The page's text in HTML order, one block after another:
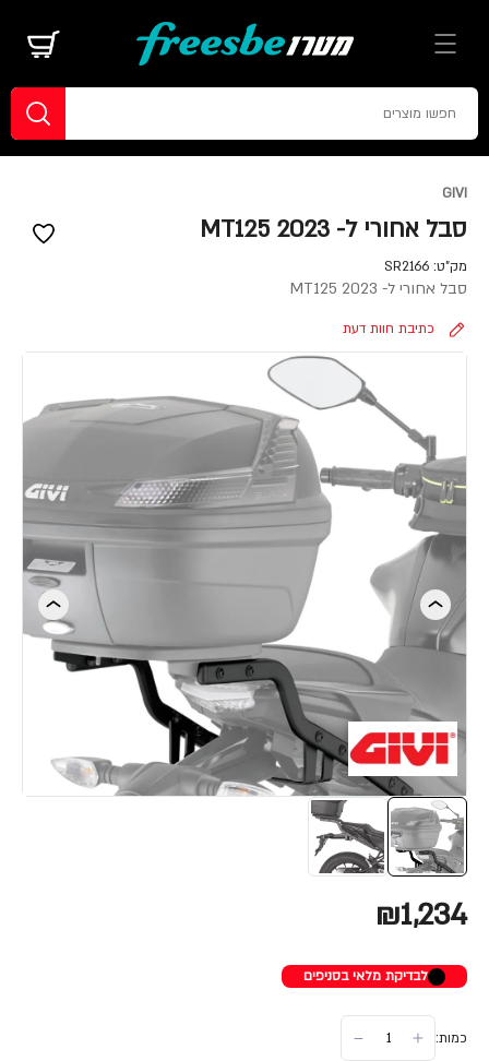
GIVI
סבל אחורי ל- MT125 2023
מק"ט: SR2166
סבל אחורי ל- MT125 2023
כתיבת חוות דעת
₪1,234
לבדיקת מלאי בסניפים
כמות: